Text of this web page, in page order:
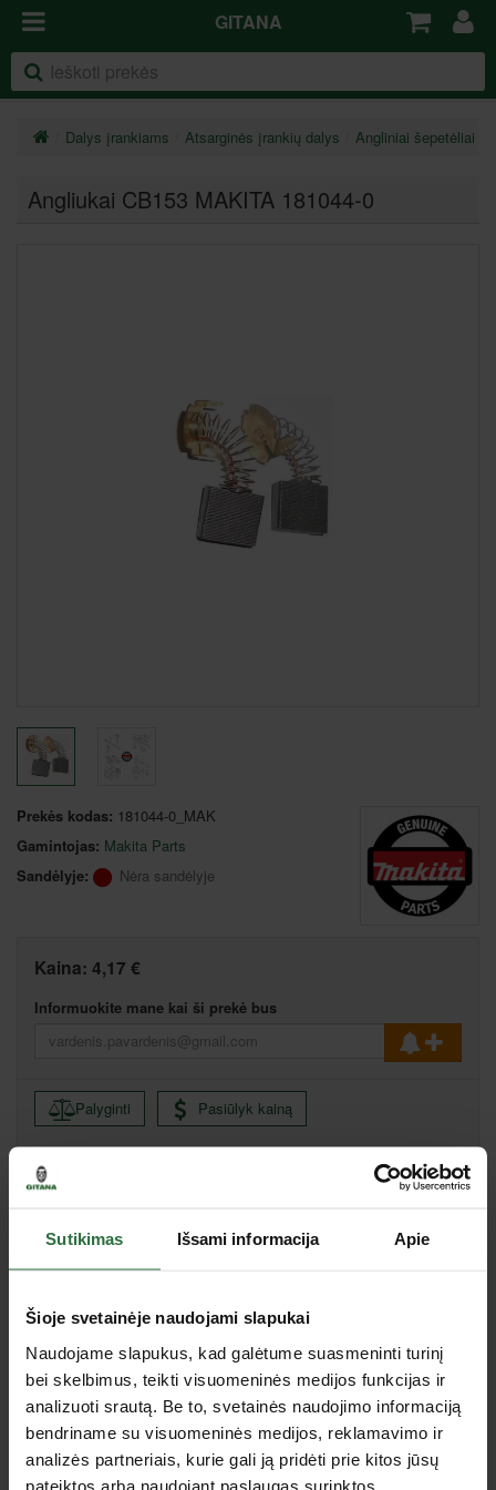
Sutikimas Išsami informacija Apie
Šioje svetainėje naudojami slapukai
Naudojame slapukus, kad galėtume suasmeninti turinį
bei skelbimus, teikti visuomeninės medijos funkcijas ir
analizuoti srautą. Be to, svetainės naudojimo informaciją
bendriname su visuomeninės medijos, reklamavimo ir
analizės partneriais, kurie gali ją pridėti prie kitos jūsų
pateiktos arba naudojant paslaugas surinktos
GITANA
Dalys įrankiams Atsarginės įrankių dalys Angliniai šepetėliai
Angliukai CB153 MAKITA 181044-0
Prekės kodas: 181044-0_MAK
Gamintojas: Makita Parts
Sandėlyje:
Nėra sandėlyje
Kaina: 4,17 €
Informuokite mane kai ši prekė bus
Palyginti Pasiūlyk kainą
Nepavyko užkrauti prekių sąrašo.
Peržiūrėtos prekės